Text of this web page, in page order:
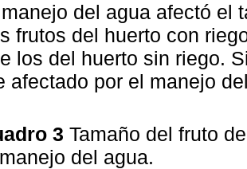
del agua afectó el
frutos del huerto con
los del huerto sin riego.
afectado por el manejo
3 Tamaño del fruto
del agua.